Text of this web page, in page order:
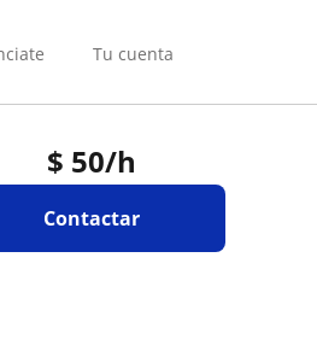
Tu cuenta
$ 50/h
Contactar